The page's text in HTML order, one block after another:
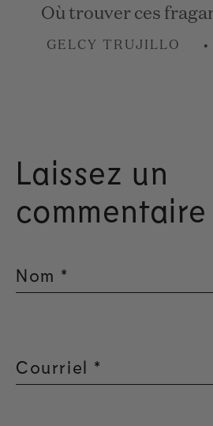
Où trouver ces
GELCY TRUJILLO
Laissez un
commentaire
Nom *
Courriel *